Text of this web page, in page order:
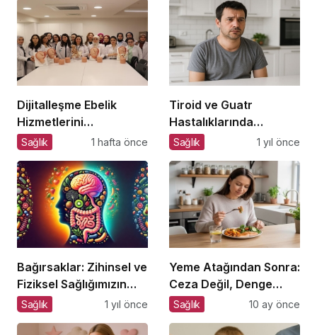
Dijitalleşme Ebelik
Hizmetlerini
Dönüştürüyor
Sağlık 1 hafta önce
Tiroid ve Guatr
Hastalıklarında
Beslenme Bilinci
Sağlık 1 yıl önce
Bağırsaklar: Zihinsel ve
Fiziksel Sağlığımızın
Gizli Yöneticisi!
Sağlık 1 yıl önce
Yeme Atağından Sonra:
Ceza Değil, Denge
Zamanı
Sağlık 10 ay önce